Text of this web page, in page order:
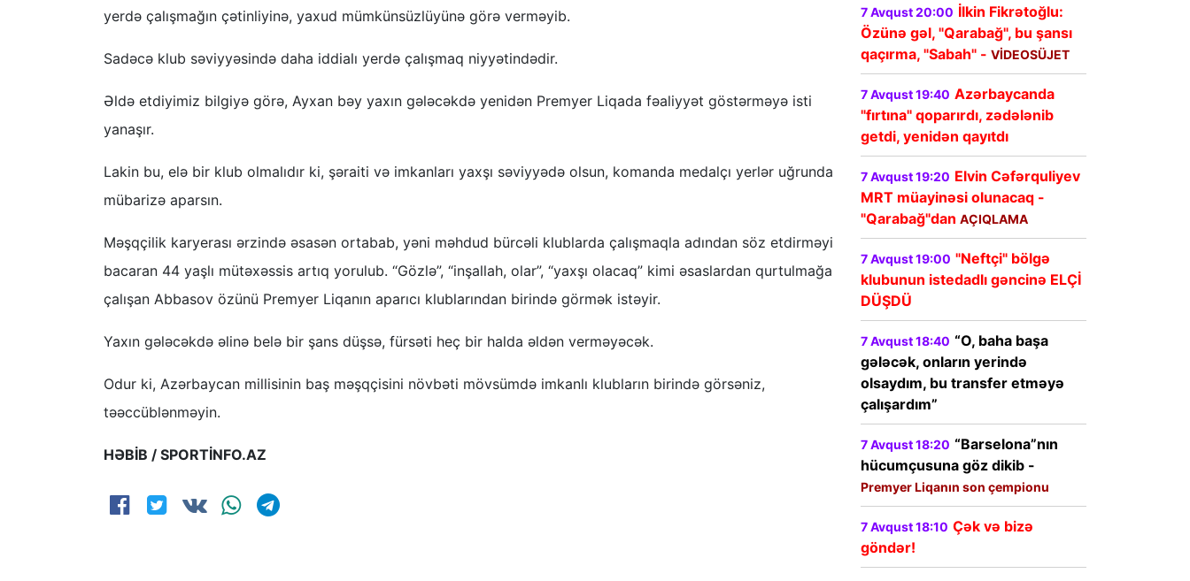
yerdə çalışmağın çətinliyinə, yaxud mümkünsüzlüyünə görə verməyib.
Sadəcə klub səviyyəsində daha iddialı yerdə çalışmaq niyyətindədir.
Əldə etdiyimiz bilgiyə görə, Ayxan bəy yaxın gələcəkdə yenidən Premyer Liqada fəaliyyət göstərməyə isti
yanaşır.
Lakin bu, elə bir klub olmalıdır ki, şəraiti və imkanları yaxşı səviyyədə olsun, komanda medalçı yerlər uğrunda
mübarizə aparsın.
Məşqçilik karyerası ərzində əsasən ortabab, yəni məhdud bürcəli klublarda çalışmaqla adından söz etdirməyi
bacaran 44 yaşlı mütəxəssis artıq yorulub. “Gözlə”, “inşallah, olar”, “yaxşı olacaq” kimi əsaslardan qurtulmağa
çalışan Abbasov özünü Premyer Liqanın aparıcı klublarından birində görmək istəyir.
Yaxın gələcəkdə əlinə belə bir şans düşsə, fürsəti heç bir halda əldən verməyəcək.
Odur ki, Azərbaycan millisinin baş məşqçisini növbəti mövsümdə imkanlı klubların birində görsəniz,
təəccüblənməyin.
HƏBİB / SPORTİNFO.AZ
7 Avqust 20:00 İlkin Fikrətoğlu:
Özünə gəl, "Qarabağ", bu şansı
qaçırma, "Sabah" - VİDEOSÜJET
7 Avqust 19:40 Azərbaycanda
"fırtına" qoparırdı, zədələnib
getdi, yenidən qayıtdı
7 Avqust 19:20 Elvin Cəfərquliyev
MRT müayinəsi olunacaq -
"Qarabağ"dan AÇIQLAMA
7 Avqust 19:00 "Neftçi" bölgə
klubunun istedadlı gəncinə ELÇİ
DÜŞDÜ
7 Avqust 18:40 “O, baha başa
gələcək, onların yerində
olsaydım, bu transfer etməyə
çalışardım”
7 Avqust 18:20 “Barselona”nın
hücumçusuna göz dikib -
Premyer Liqanın son çempionu
7 Avqust 18:10 Çək və bizə
göndər!